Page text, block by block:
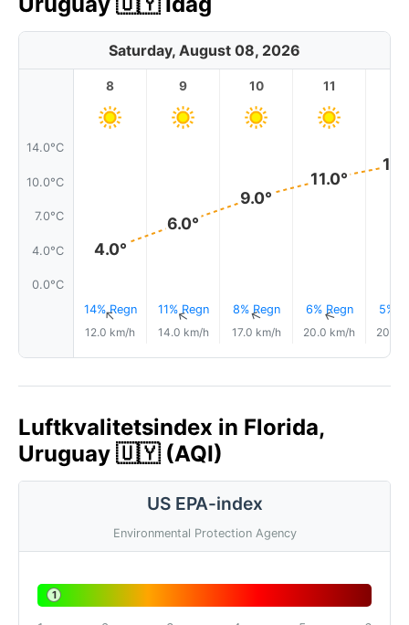
Saturday, August 08, 2026
14.0°C
10.0°C
7.0°C
4.0°C
0.0°C
8
4.0°
14% Regn
↑
12.0 km/h
9
6.0°
11% Regn
↑
14.0 km/h
10
9.0°
8% Regn
↑
17.0 km/h
11
11.0°
6% Regn
↑
20.0 km/h
5%
20.0
Luftkvalitetsindex in Florida,
Uruguay 🇺🇾 (AQI)
US EPA-index
Environmental Protection Agency
1